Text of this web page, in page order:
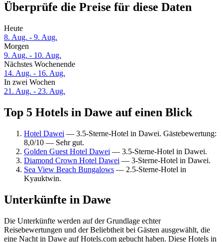
Überprüfe die Preise für diese Daten
Heute
8. Aug. - 9. Aug.
Morgen
9. Aug. - 10. Aug.
Nächstes Wochenende
14. Aug. - 16. Aug.
In zwei Wochen
21. Aug. - 23. Aug.
Top 5 Hotels in Dawe auf einen Blick
Hotel Dawei — 3.5-Sterne-Hotel in Dawei. Gästebewertung:
8,0/10 — Sehr gut.
Golden Guest Hotel Dawei — 3.5-Sterne-Hotel in Dawei.
Diamond Crown Hotel Dawei — 3-Sterne-Hotel in Dawei.
Sea View Beach Bungalows — 2.5-Sterne-Hotel in
Kyauktwin.
Unterkünfte in Dawe
Die Unterkünfte werden auf der Grundlage echter
Reisebewertungen und der Beliebtheit bei Gästen ausgewählt, die
eine Nacht in Dawe auf Hotels.com gebucht haben. Diese Hotels in